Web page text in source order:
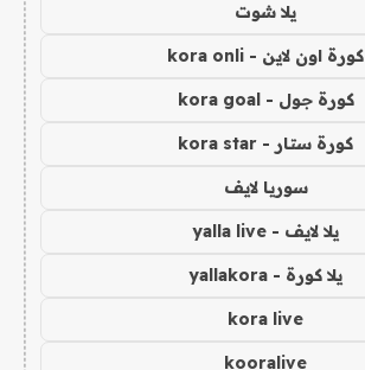
يلا شوت
كورة اون لاين - kora onli
كورة جول - kora goal
كورة ستار - kora star
سوريا لايف
يلا لايف - yalla live
يلا كورة - yallakora
kora live
kooralive